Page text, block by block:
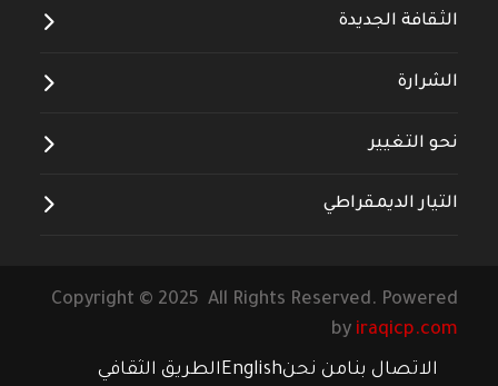
الثقافة الجديدة
الشرارة
نحو التغيير
التيار الديمقراطي
Copyright © 2025 All Rights Reserved. Powered
by iraqicp.com
الاتصال بنامن نحنEnglishالطريق الثقافي